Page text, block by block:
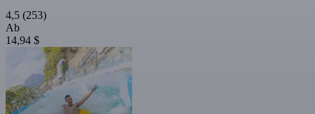
4,5 (253)
Ab
14,94 $